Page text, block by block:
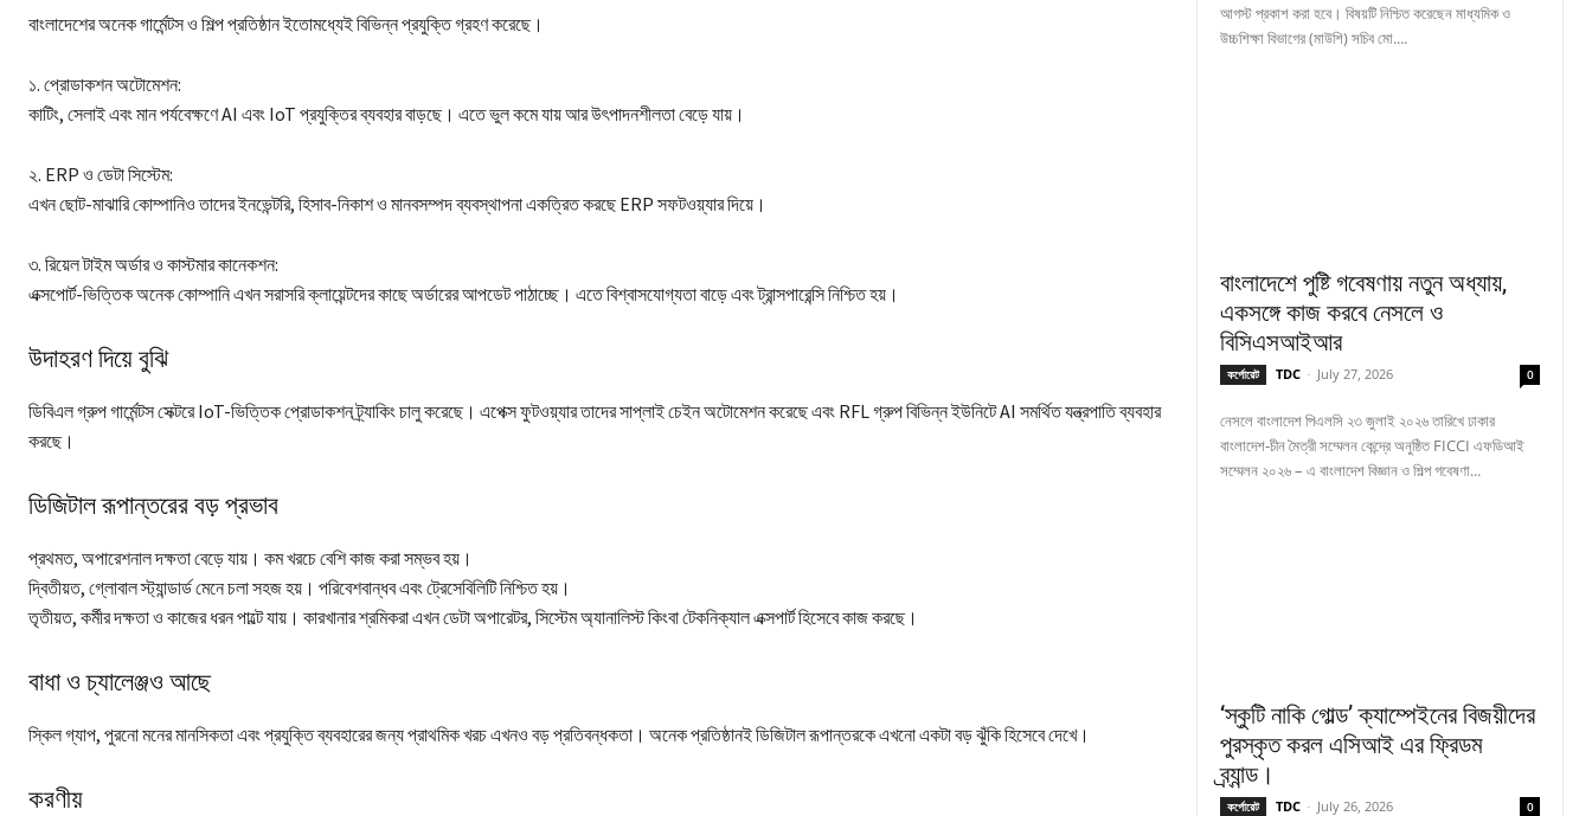
বাংলাদেশের অনেক গার্মেন্টস ও শিল্প প্রতিষ্ঠান ইতোমধ্যেই বিভিন্ন প্রযুক্তি গ্রহণ করেছে।
১. প্রোডাকশন অটোমেশন:
কাটিং, সেলাই এবং মান পর্যবেক্ষণে AI এবং IoT প্রযুক্তির ব্যবহার বাড়ছে। এতে ভুল কমে যায় আর উৎপাদনশীলতা বেড়ে যায়।
২. ERP ও ডেটা সিস্টেম:
এখন ছোট-মাঝারি কোম্পানিও তাদের ইনভেন্টরি, হিসাব-নিকাশ ও মানবসম্পদ ব্যবস্থাপনা একত্রিত করছে ERP সফটওয়্যার দিয়ে।
৩. রিয়েল টাইম অর্ডার ও কাস্টমার কানেকশন:
এক্সপোর্ট-ভিত্তিক অনেক কোম্পানি এখন সরাসরি ক্লায়েন্টদের কাছে অর্ডারের আপডেট পাঠাচ্ছে। এতে বিশ্বাসযোগ্যতা বাড়ে এবং ট্রান্সপারেন্সি নিশ্চিত হয়।
উদাহরণ দিয়ে বুঝি
ডিবিএল গ্রুপ গার্মেন্টস সেক্টরে IoT-ভিত্তিক প্রোডাকশন ট্র্যাকিং চালু করেছে। এপেক্স ফুটওয়্যার তাদের সাপ্লাই চেইন অটোমেশন করেছে এবং RFL গ্রুপ বিভিন্ন ইউনিটে AI সমর্থিত যন্ত্রপাতি ব্যবহার
করছে।
ডিজিটাল রূপান্তরের বড় প্রভাব
প্রথমত, অপারেশনাল দক্ষতা বেড়ে যায়। কম খরচে বেশি কাজ করা সম্ভব হয়।
দ্বিতীয়ত, গ্লোবাল স্ট্যান্ডার্ড মেনে চলা সহজ হয়। পরিবেশবান্ধব এবং ট্রেসেবিলিটি নিশ্চিত হয়।
তৃতীয়ত, কর্মীর দক্ষতা ও কাজের ধরন পাল্টে যায়। কারখানার শ্রমিকরা এখন ডেটা অপারেটর, সিস্টেম অ্যানালিস্ট কিংবা টেকনিক্যাল এক্সপার্ট হিসেবে কাজ করছে।
বাধা ও চ্যালেঞ্জও আছে
স্কিল গ্যাপ, পুরনো মনের মানসিকতা এবং প্রযুক্তি ব্যবহারের জন্য প্রাথমিক খরচ এখনও বড় প্রতিবন্ধকতা। অনেক প্রতিষ্ঠানই ডিজিটাল রূপান্তরকে এখনো একটা বড় ঝুঁকি হিসেবে দেখে।
করণীয়
আগস্ট প্রকাশ করা হবে। বিষয়টি নিশ্চিত করেছেন মাধ্যমিক ও
উচ্চশিক্ষা বিভাগের (মাউশি) সচিব মো....
বাংলাদেশে পুষ্টি গবেষণায় নতুন অধ্যায়,
একসঙ্গে কাজ করবে নেসলে ও
বিসিএসআইআর
কর্পোরেট TDC - July 27, 2026 0
নেসলে বাংলাদেশ পিএলসি ২৩ জুলাই ২০২৬ তারিখে ঢাকার
বাংলাদেশ-চীন মৈত্রী সম্মেলন কেন্দ্রে অনুষ্ঠিত FICCI এফডিআই
সম্মেলন ২০২৬ – এ বাংলাদেশ বিজ্ঞান ও শিল্প গবেষণা...
‘স্কুটি নাকি গোল্ড’ ক্যাম্পেইনের বিজয়ীদের
পুরস্কৃত করল এসিআই এর ফ্রিডম
ব্র্যান্ড।
কর্পোরেট TDC - July 26, 2026 0